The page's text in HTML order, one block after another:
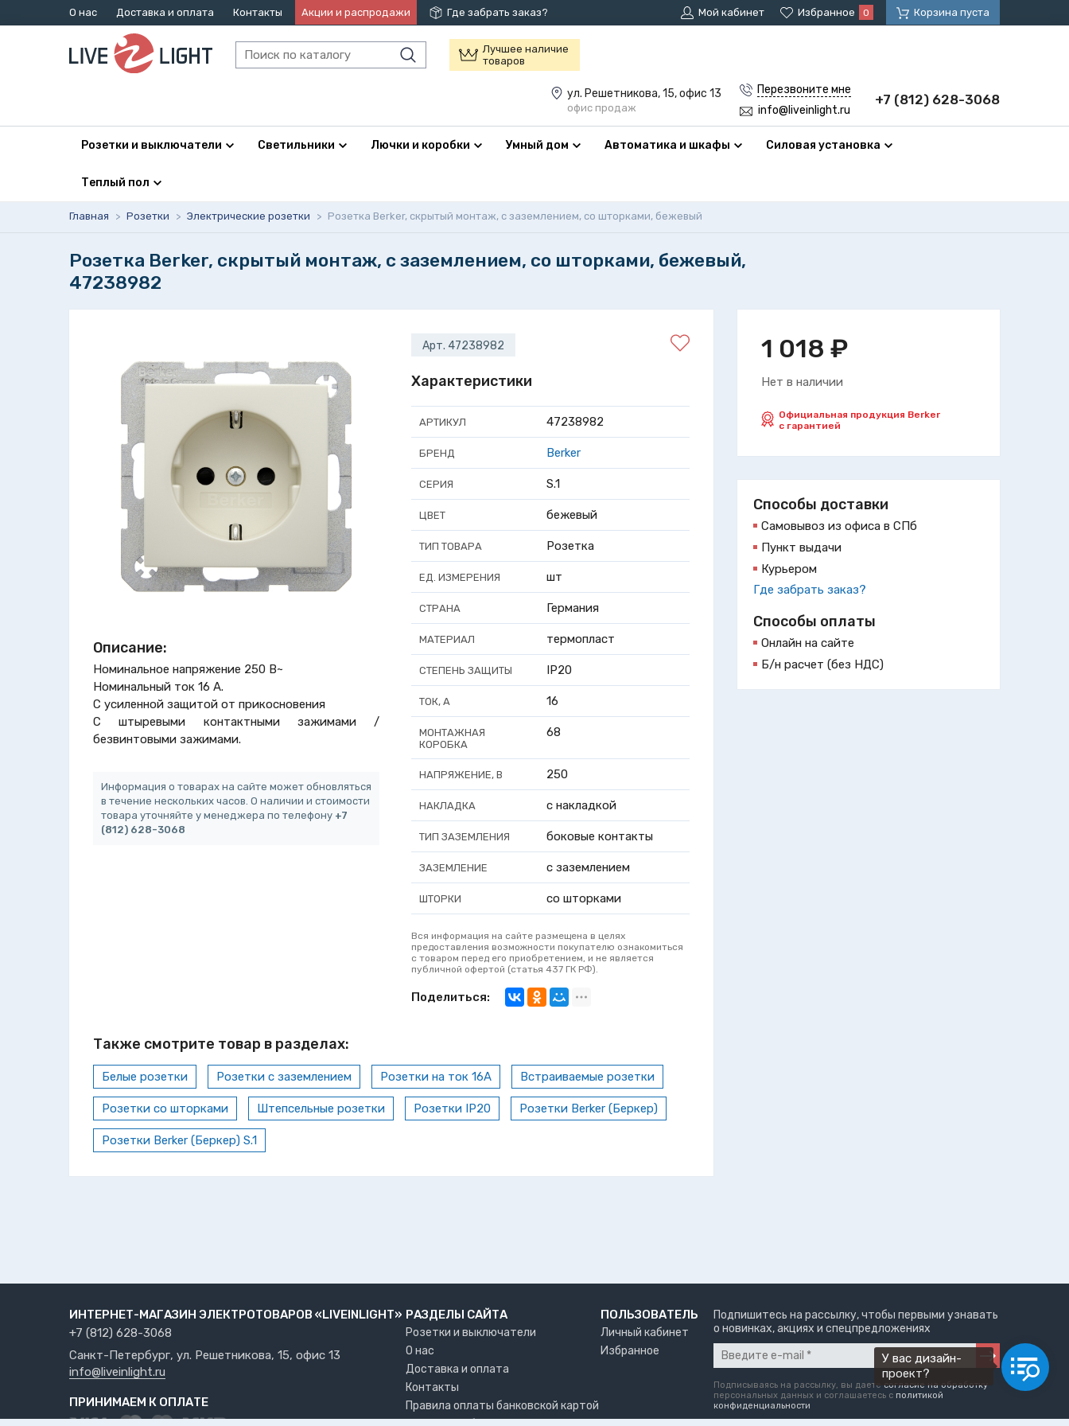
О нас Доставка и оплата Контакты Акции и распродажи Где забрать заказ? Мой кабинет Избранное 0 Корзина пуста
Лучшее наличие
товаров
ул. Решетникова, 15, офис 13
офис продаж
Перезвоните мне
info@liveinlight.ru
+7 (812) 628-3068
Розетки и выключатели Светильники Лючки и коробки Умный дом Автоматика и шкафы Силовая установка
Теплый пол
Главная > Розетки > Электрические розетки > Розетка Berker, скрытый монтаж, с заземлением, со шторками, бежевый
Розетка Berker, скрытый монтаж, с заземлением, со шторками, бежевый,
47238982
1 018 ₽
Нет в наличии
Официальная продукция Berker
с гарантией
Способы доставки
Самовывоз из офиса в СПб
Пункт выдачи
Курьером
Где забрать заказ?
Способы оплаты
Онлайн на сайте
Б/н расчет (без НДС)
Описание:
Номинальное напряжение 250 В~
Номинальный ток 16 A.
С усиленной защитой от прикосновения
С штыревыми контактными зажимами /
безвинтовыми зажимами.
Информация о товарах на сайте может обновляться
в течение нескольких часов. О наличии и стоимости
товара уточняйте у менеджера по телефону +7
(812) 628-3068
Арт. 47238982
Характеристики
АРТИКУЛ 47238982
БРЕНД Berker
СЕРИЯ S.1
ЦВЕТ бежевый
ТИП ТОВАРА Розетка
ЕД. ИЗМЕРЕНИЯ шт
СТРАНА Германия
МАТЕРИАЛ термопласт
СТЕПЕНЬ ЗАЩИТЫ IP20
ТОК, А 16
МОНТАЖНАЯ
КОРОБКА
68
НАПРЯЖЕНИЕ, В 250
НАКЛАДКА с накладкой
ТИП ЗАЗЕМЛЕНИЯ боковые контакты
ЗАЗЕМЛЕНИЕ с заземлением
ШТОРКИ со шторками
Вся информация на сайте размещена в целях
предоставления возможности покупателю ознакомиться
с товаром перед его приобретением, и не является
публичной офертой (статья 437 ГК РФ).
Поделиться:
Также смотрите товар в разделах:
Белые розетки Розетки с заземлением Розетки на ток 16А Встраиваемые розетки
Розетки со шторками Штепсельные розетки Розетки IP20 Розетки Berker (Беркер)
Розетки Berker (Беркер) S.1
ИНТЕРНЕТ-МАГАЗИН ЭЛЕКТРОТОВАРОВ «LIVEINLIGHT»
+7 (812) 628-3068
Санкт-Петербург, ул. Решетникова, 15, офис 13
info@liveinlight.ru
ПРИНИМАЕМ К ОПЛАТЕ
РАЗДЕЛЫ САЙТА
Розетки и выключатели
О нас
Доставка и оплата
Контакты
Правила оплаты банковской картой
ПОЛЬЗОВАТЕЛЬ
Личный кабинет
Избранное
Подпишитесь на рассылку, чтобы первыми узнавать
о новинках, акциях и спецпредложениях
Подписываясь на рассылку, вы даете согласие на обработку
персональных данных и соглашаетесь c политикой
конфиденциальности
У вас дизайн-
проект?